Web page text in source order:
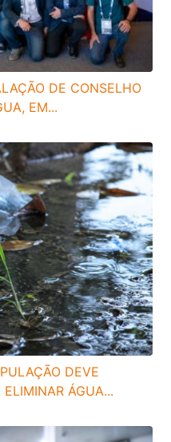
DE CONSELHO
EM...
DEVE
ELIMINAR ÁGUA...